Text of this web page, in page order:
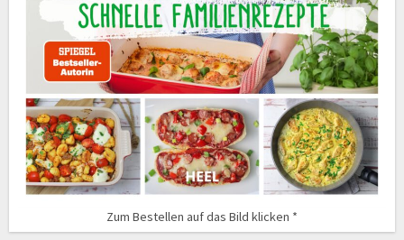
Zum Bestellen auf das Bild klicken *